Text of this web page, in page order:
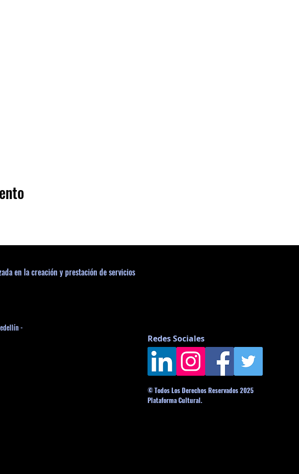
en la creación y prestación de servicios
-
Redes Sociales
© Todos Los Derechos Reservados 2025
Plataforma Cultural.